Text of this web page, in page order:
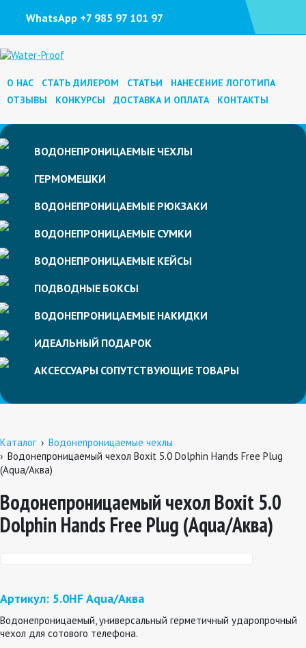
WhatsApp +7 985 97 101 97
О НАС СТАТЬ ДИЛЕРОМ СТАТЬИ
НАНЕСЕНИЕ ЛОГОТИПА
ОТЗЫВЫ
КОНКУРСЫ ДОСТАВКА И ОПЛАТА КОНТАКТЫ
ВОДОНЕПРОНИЦАЕМЫЕ ЧЕХЛЫ
ГЕРМОМЕШКИ
ВОДОНЕПРОНИЦАЕМЫЕ РЮКЗАКИ
ВОДОНЕПРОНИЦАЕМЫЕ СУМКИ
ВОДОНЕПРОНИЦАЕМЫЕ КЕЙСЫ
ПОДВОДНЫЕ БОКСЫ
ВОДОНЕПРОНИЦАЕМЫЕ НАКИДКИ
ИДЕАЛЬНЫЙ ПОДАРОК
АКСЕССУАРЫ СОПУТСТВУЮЩИЕ ТОВАРЫ
Каталог
Водонепроницаемые чехлы
Водонепроницаемый чехол Boxit 5.0 Dolphin Hands Free Plug
(Aqua/Аква)
Водонепроницаемый чехол Boxit 5.0
Dolphin Hands Free Plug (Aqua/Аква)
Артикул: 5.0HF Aqua/Аква
Водонепроницаемый, универсальный герметичный ударопрочный
чехол для сотового телефона.